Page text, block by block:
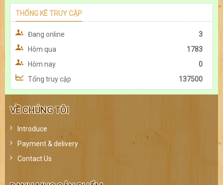
THỐNG KÊ TRUY CẬP
Đang online
3
Hôm qua
1783
Hôm nay
0
Tổng truy cập
137500
VỀ CHÚNG TÔI
Introduce
Payment & delivery
Contact Us